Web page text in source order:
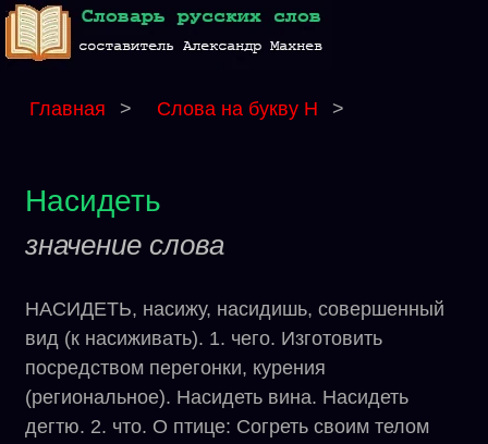
Главная > Слова на букву Н >
Насидеть
значение слова
НАСИДЕТЬ, насижу, насидишь, совершенный
вид (к насиживать). 1. чего. Изготовить
посредством перегонки, курения
(региональное). Насидеть вина. Насидеть
дегтю. 2. что. О птице: Согреть своим телом